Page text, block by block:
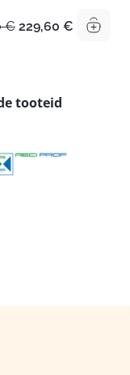
€ Algne
229,60 €
tooteid